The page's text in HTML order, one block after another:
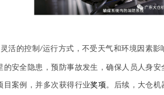
活的控制 /运行方式，不受天气和环境因素
安全隐患，预防事故发生，确保人员人身
目案例，并多次获得行业奖项 。后续，大仓